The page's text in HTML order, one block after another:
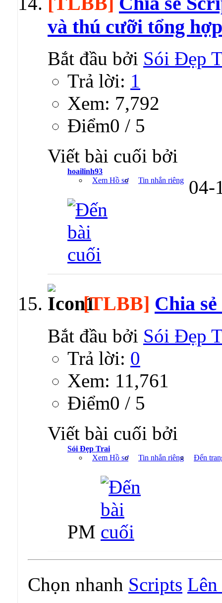
và thú cưỡi tổng
Bắt đầu bởi Sói Đẹp
Trả lời: 1
Xem: 7,792
Ðiểm0 / 5
Viết bài cuối bởi
hoailinh93
Xem Hồ sơ
Tin nhắn riêng 04-
[TLBB] Chia
Bắt đầu bởi Sói Đẹp
Trả lời: 0
Xem: 11,761
Ðiểm0 / 5
Viết bài cuối bởi
Sói Đẹp Trai
Xem Hồ sơ
Tin nhắn riêng Đến
PM
Chọn nhanh Scripts Lên